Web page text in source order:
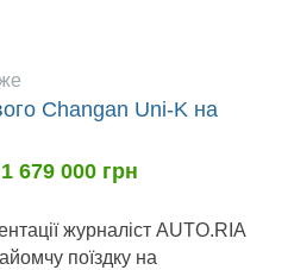
Changan Uni-K на
1 679 000 грн
журналіст AUTO.RIA
поїздку на